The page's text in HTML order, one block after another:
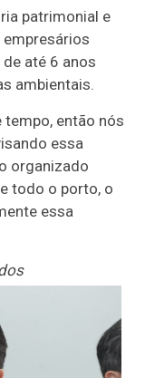
patrimonial e
até 6 anos
ambientais.
tempo, então nós
essa
organizado
todo o porto, o
essa